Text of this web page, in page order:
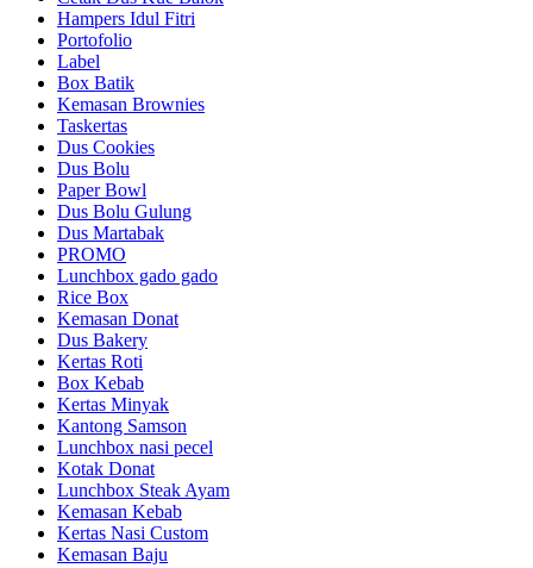
Hampers Idul Fitri
Portofolio
Label
Box Batik
Kemasan Brownies
Taskertas
Dus Cookies
Dus Bolu
Paper Bowl
Dus Bolu Gulung
Dus Martabak
PROMO
Lunchbox gado gado
Rice Box
Kemasan Donat
Dus Bakery
Kertas Roti
Box Kebab
Kertas Minyak
Kantong Samson
Lunchbox nasi pecel
Kotak Donat
Lunchbox Steak Ayam
Kemasan Kebab
Kertas Nasi Custom
Kemasan Baju